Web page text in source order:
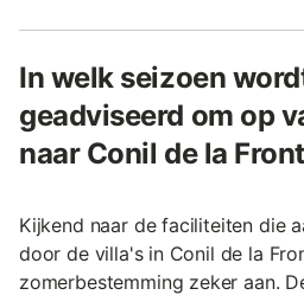
In welk seizoen
geadviseerd om op
naar Conil de la
Kijkend naar de faciliteiten die
door de villa's in Conil de la
zomerbestemming zeker aan.